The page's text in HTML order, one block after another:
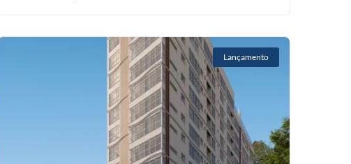
Lançamento